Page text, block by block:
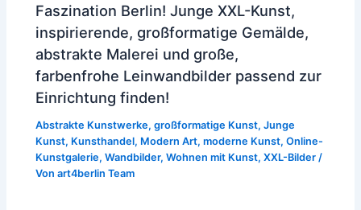
Faszination Berlin! Junge XXL-Kunst,
inspirierende, großformatige Gemälde,
abstrakte Malerei und große,
farbenfrohe Leinwandbilder passend zur
Einrichtung finden!
Abstrakte Kunstwerke,großformatige Kunst,Junge
Kunst, Kunsthandel, Modern Art,moderne Kunst,Online-
Kunstgalerie,Wandbilder,Wohnen mit Kunst,XXL-Bilder /
Vonart4berlin Team